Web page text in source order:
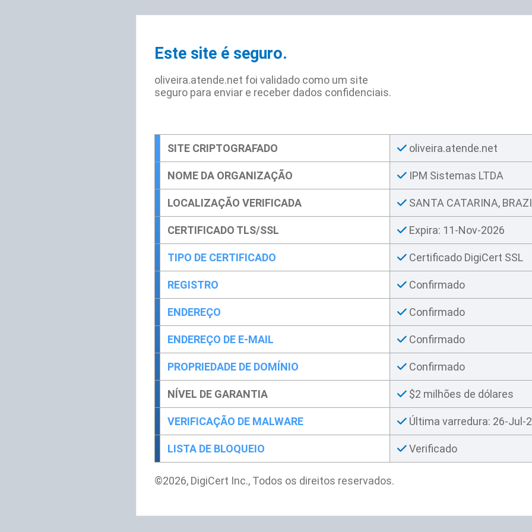
Este site é seguro.
oliveira.atende.net foi validado como um site
seguro para enviar e receber dados confidenciais.
SITE CRIPTOGRAFADO oliveira.atende.net
NOME DA ORGANIZAÇÃO IPM Sistemas LTDA
LOCALIZAÇÃO VERIFICADA SANTA CATARINA,
CERTIFICADO TLS/SSL Expira: 11-Nov-2026
TIPO DE CERTIFICADO Certificado DigiCert SSL
REGISTRO Confirmado
ENDEREÇO Confirmado
ENDEREÇO DE E-MAIL Confirmado
PROPRIEDADE DE DOMÍNIO Confirmado
NÍVEL DE GARANTIA $2 milhões de dólares
VERIFICAÇÃO DE MALWARE Última varredura: 26-Jul-
LISTA DE BLOQUEIO Verificado
©2026, DigiCert Inc., Todos os direitos reservados.